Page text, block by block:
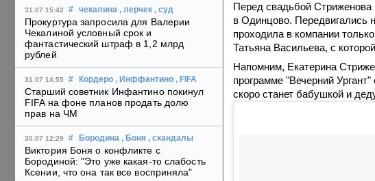
31.07 15:42 # чекалина , лерчек , суд
Прокуртура запросила для Валерии
Чекалиной условный срок и
фантастический штраф в 1,2 млрд
рублей
31.07 14:55 # Кордеро , Инффантино , FIFA
Старший советник Инфантино покинул
FIFA на фоне планов продать долю
прав на ЧМ
30.07 12:29 # Бородина , Боня , скандалы
Виктория Боня о конфликте с
Бородиной: "Это уже какая-то слабость
Ксении, что она так все восприняла"
Перед свадьбой
в Одинцово. Передвигались
проходила в компании
Татьяна Васильева, с
Напомним, Екатерина
программе "Вечерний
скоро станет бабушкой и